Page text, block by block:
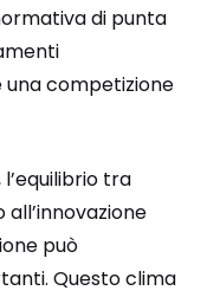
di punta
competizione
tra
può
Questo clima